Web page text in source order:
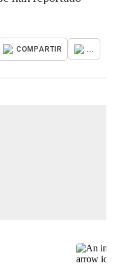
COMPARTIR ...